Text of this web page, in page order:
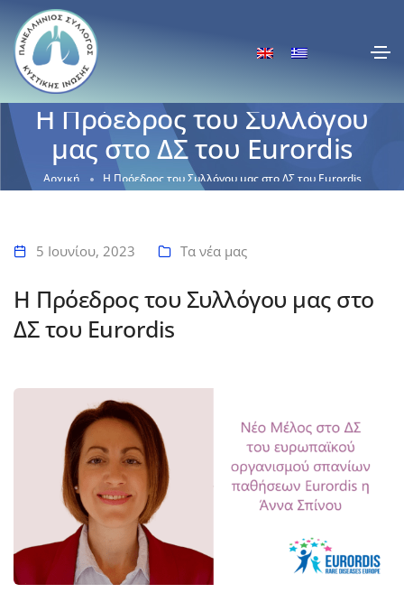
Η Πρόεδρος του Συλλόγου
μας στο ΔΣ του Eurordis
Αρχική Η Πρόεδρος του Συλλόγου μας στο ΔΣ του Eurordis
5 Ιουνίου, 2023 Τα νέα μας
Η Πρόεδρος του Συλλόγου μας στο
ΔΣ του Eurordis